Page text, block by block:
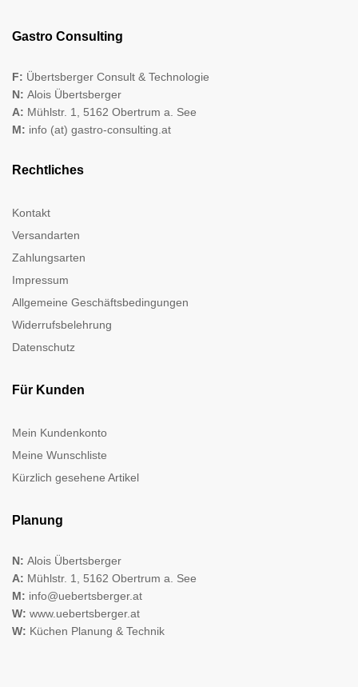
Gastro Consulting
F: Übertsberger Consult & Technologie
N: Alois Übertsberger
A: Mühlstr. 1, 5162 Obertrum a. See
M: info (at) gastro-consulting.at
Rechtliches
Kontakt
Versandarten
Zahlungsarten
Impressum
Allgemeine Geschäftsbedingungen
Widerrufsbelehrung
Datenschutz
Für Kunden
Mein Kundenkonto
Meine Wunschliste
Kürzlich gesehene Artikel
Planung
N: Alois Übertsberger
A: Mühlstr. 1, 5162 Obertrum a. See
M: info@uebertsberger.at
W: www.uebertsberger.at
W: Küchen Planung & Technik